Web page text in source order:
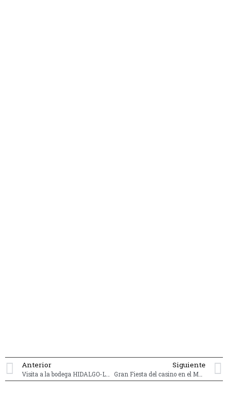
Anterior Siguiente
Gran Fiesta del casino en el Mayor